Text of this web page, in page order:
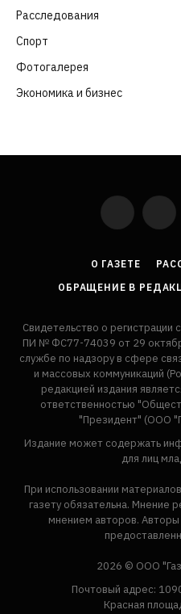
Расследования
Спорт
Фотогалерея
Экономика и бизнес
YouTube
О ГАЗЕТЕ
ОБРАЩЕНИЕ В
Свидетельство о
ПИ № ФС77-74039 от 29
службе по надзору в сфере
и массовых коммуникаций
редакцией издания
ответственностью
"Президент" (ООО
Издание может содержать
для лиц
При использовании
газету обязательна. Мнение
мнением авторов. Авторы
2026 © ООО
Почтовый адрес:
Красная